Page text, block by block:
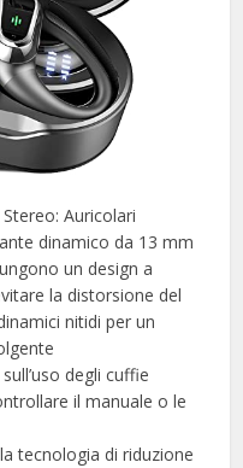
Auricolari
dinamico da 13 mm
un design a
la distorsione del
nitidi per un
degli cuffie
il manuale o le
tecnologia di riduzione